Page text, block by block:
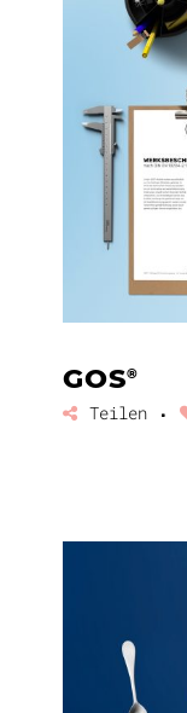
GOS®
Teilen